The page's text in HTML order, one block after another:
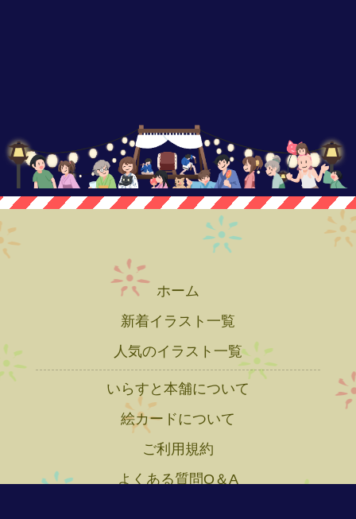
ホーム
新着イラスト一覧
人気のイラスト一覧
いらすと本舗について
絵カードについて
ご利用規約
よくある質問Q＆A